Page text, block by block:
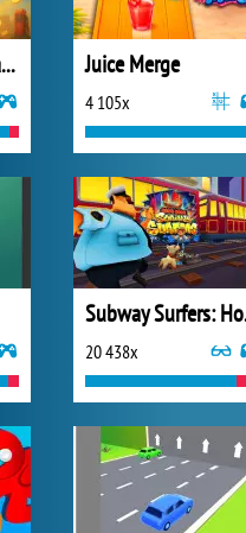
Gas Station: Junkyard Tycoon Juice Merge
4 105x
20 438x